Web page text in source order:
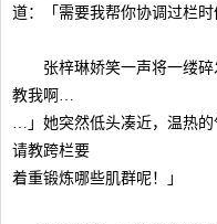
道：「需要我帮你协调过栏时
张梓琳娇笑一声将一缕碎
教我啊…
…」她突然低头凑近，温热
请教跨栏要
着重锻炼哪些肌群呢！」